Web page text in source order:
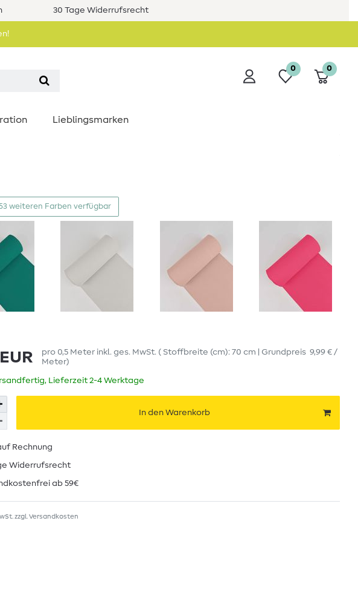
30 Tage Widerrufsrecht
0 0
Lieblingsmarken
weiteren Farben verfügbar
pro 0,5 Meter inkl. ges. MwSt. ( Stoffbreite (cm): 70 cm | Grundpreis 9,99 € /
Meter)
Lieferzeit 2-4 Werktage
In den Warenkorb
Rechnung
Widerrufsrecht
ab 59€
zzgl. Versandkosten